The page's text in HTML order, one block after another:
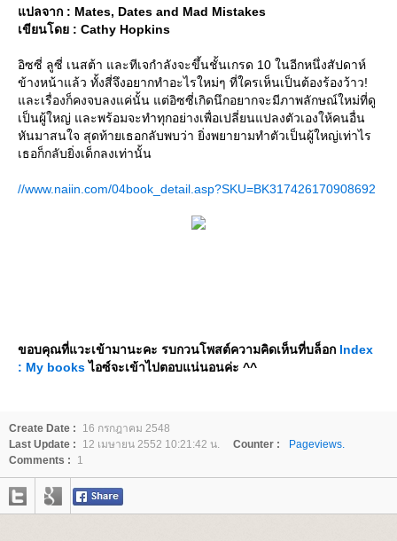
ปลจาก : Mates, Dates and Mad Mistakes
เขียนโดย : Cathy Hopkins
อิซซี่ ลูซี่ เนสต้า และทีเจกำลังจะขึ้นชั้นเกรด 10 ในอีกหนึ่งสัปดาห์
ข้างหน้าแล้ว ทั้งสี่จึงอยากทำอะไรใหม่ๆ ที่ใครเห็นเป็นต้องร้องว้าว!
ละเรื่องก็คงจบลงแค่นั้น แต่อิซซี่เกิดนึกอยากจะมีภาพลักษณ์ใหม่ที่ดู
เป็นผู้ใหญ่ และพร้อมจะทำทุกอย่างเพื่อเปลี่ยนแปลงตัวเองให้คนอื่น
หันมาสนใจ สุดท้ายเธอกลับพบว่า ยิ่งพยายามทำตัวเป็นผู้ใหญ่เท่าไร
เธอก็กลับยิ่งเด็กลงเท่านั้น
//www.naiin.com/04book_detail.asp?SKU=BK317426170908692
ขอบคุณที่แวะเข้ามานะคะ รบกวนโพสต์ความคิดเห็นที่บล็อก Index
: My booksไอซ์จะเข้าไปตอบแน่นอนค่ะ ^^
Create Date :
16 กรกฎาคม 2548
Last Update :
12 เมษายน 2552 10:21:42 น. Counter :
Pageviews.
Comments :
1